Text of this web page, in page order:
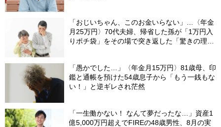
「おじいちゃん、このお金いらない」…〈年金
月25万円〉70代夫婦、帰省した孫が「1万円入
りポチ袋」をその場で突き返した「驚きの理
「愚かでした…」〈年金月15万円〉81歳母、印
鑑と通帳を預けた54歳息子から「もう一銭もな
い！」と逆ギレされ茫然
「一生働かない！ なんて夢だったな…」資産1
億5,000万円超えでFIREの48歳男性、8月の実